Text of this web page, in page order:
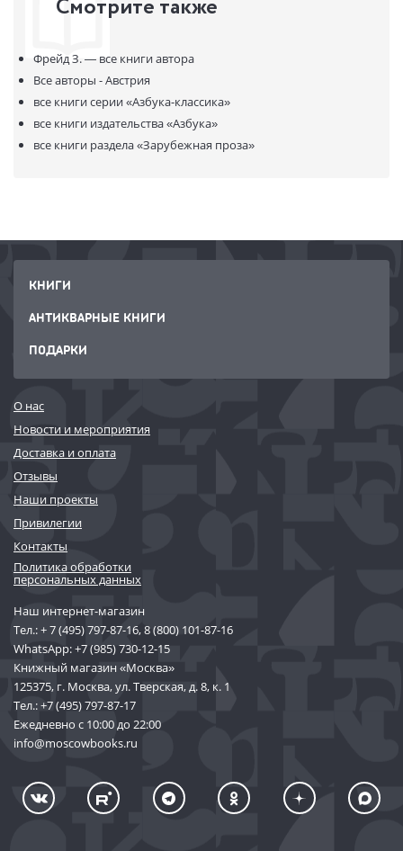
Смотрите также
Фрейд З. — все книги автора
Все авторы - Австрия
все книги серии«Азбука-классика»
все книги издательства«Азбука»
все книги раздела«Зарубежная проза»
КНИГИ
АНТИКВАРНЫЕ КНИГИ
ПОДАРКИ
О нас
Новости и мероприятия
Доставка и оплата
Отзывы
Наши проекты
Привилегии
Контакты
Политика обработки
персональных данных
Наш интернет-магазин
Тел.:+ 7 (495) 797-87-16,8 (800) 101-87-16
WhatsApp:+7 (985) 730-12-15
Книжный магазин «Москва»
125375, г. Москва, ул. Тверская, д. 8, к. 1
Тел.:+7 (495) 797-87-17
Ежедневно с 10:00 до 22:00
info@moscowbooks.ru